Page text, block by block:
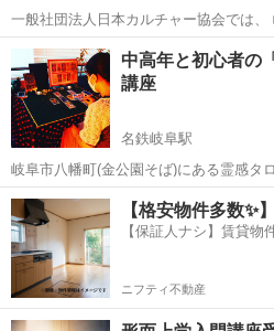
一般社団法人日本カルチャー協会では、
カルチャーまで、様々な講座をオンラ
ります。 下記のURLをクリックすると
とができ、 24時間ご予約...
岐阜 岐阜市 生活知識 オンラ
中高年と初心者の
講座
名鉄岐阜駅
岐阜市八幡町(金公園そば)にある霊感タ
神ウシャスの服部です。 私自身もダンススタジオ経営と並行しての占
い師なので、副業と捉えられなくもあり
でくるとどちらが本業？なんて話...
岐阜 岐阜市 名鉄岐阜駅 生
【格安物件多数✨
【保証人ナシ】賃貸物
ニフティ不動産